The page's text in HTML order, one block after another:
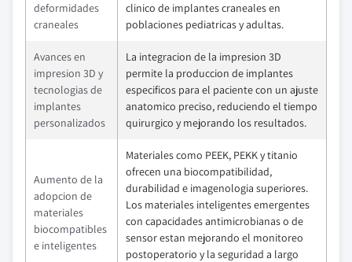
deformidades
craneales
clinico de implantes craneales en
poblaciones pediatricas y adultas.
Avances en
impresion 3D y
tecnologias de
implantes
personalizados
La integracion de la impresion 3D
permite la produccion de implantes
especificos para el paciente con un ajuste
anatomico preciso, reduciendo el tiempo
quirurgico y mejorando los resultados.
Aumento de la
adopcion de
materiales
biocompatibles
e inteligentes
Materiales como PEEK, PEKK y titanio
ofrecen una biocompatibilidad,
durabilidad e imagenologia superiores.
Los materiales inteligentes emergentes
con capacidades antimicrobianas o de
sensor estan mejorando el monitoreo
postoperatorio y la seguridad a largo